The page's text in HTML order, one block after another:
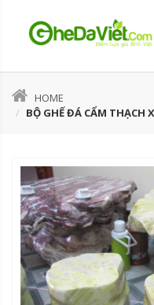
HOME
BỘ GHẾ ĐÁ CẨM THẠCH